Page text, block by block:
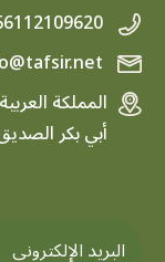
المملكة
أبي بكر